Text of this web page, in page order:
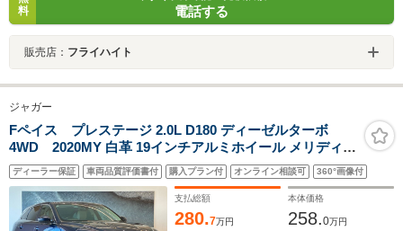
料
電話する
販売店： フライハイト
ジャガー
Fペイス プレステージ 2.0L D180 ディーゼルターボ
4WD 2020MY 白革 19インチアルミホイール メリディア
ンサウンド シートヒーター 液晶メーター アダプティブク
ルーズコントロール ブラインドスポットアシスト パワー
ジェスチャーテールゲート 運転席シートメモリ
ディーラー保証 車両品質評価書付 購入プラン付 オンライン相談可 360°画像付
支払総額
280.7万円
本体価格
258.0万円